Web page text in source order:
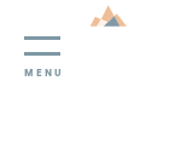
MENU